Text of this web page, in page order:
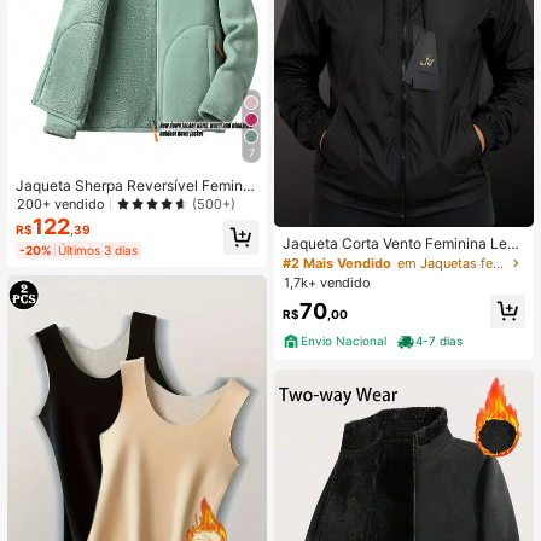
7
Jaqueta Sherpa Reversível Feminin
a, Gola Alta com Zíper, Jaqueta de
Fleece de Cor Sólida para Esportes
de Outono/Inverno
200+ vendido (500+)
R$122 ,39
-20% Últimos 3 dias
Jaqueta Corta Vento Feminina Leve
Secagem Rápida Confortável para
Caminhadas e Corridas
#2 Mais Vendido
em Jaquetas femininas para atividades ao ar livre
1,7k+ vendido
R$70 ,00
Envio Nacional
4-7 dias